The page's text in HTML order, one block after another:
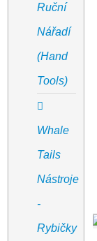
Ruční
Nářadí
(Hand
Tools)
Whale
Tails
Nástroje
-
Rybičky